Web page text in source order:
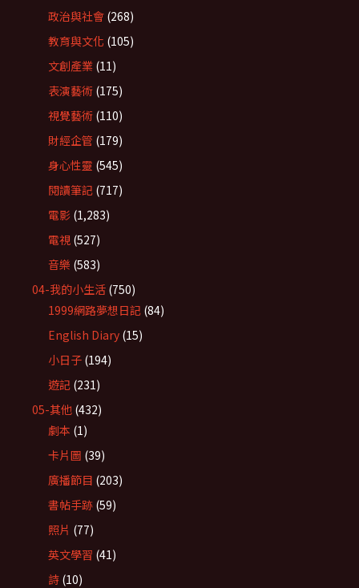
政治與社會 (268)
教育與文化 (105)
文創產業 (11)
表演藝術 (175)
視覺藝術 (110)
財經企管 (179)
身心性靈 (545)
閱讀筆記 (717)
電影 (1,283)
電視 (527)
音樂 (583)
04-我的小生活 (750)
1999網路夢想日記 (84)
English Diary (15)
小日子 (194)
遊記 (231)
05-其他 (432)
劇本 (1)
卡片圖 (39)
廣播節目 (203)
書帖手跡 (59)
照片 (77)
英文學習 (41)
詩 (10)